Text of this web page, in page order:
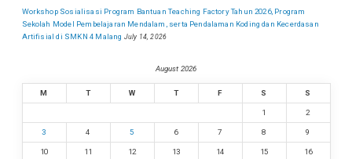
Workshop Sosialisasi Program Bantuan Teaching Factory Tahun 2026, Program
Sekolah Model Pembelajaran Mendalam, serta Pendalaman Koding dan Kecerdasan
Artifisial di SMKN 4 Malang July 14, 2026
August 2026
M T W T F S S
1 2
3 4 5 6 7 8 9
10 11 12 13 14 15 16